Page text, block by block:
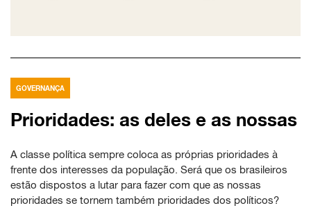
GOVERNANÇA
Prioridades: as deles e as nossas
A classe política sempre coloca as próprias prioridades à
frente dos interesses da população. Será que os brasileiros
estão dispostos a lutar para fazer com que as nossas
prioridades se tornem também prioridades dos políticos?